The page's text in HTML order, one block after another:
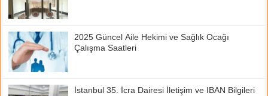
2025 Güncel Aile Hekimi ve Sağlık Ocağı
Çalışma Saatleri
İstanbul 35. İcra Dairesi İletişim ve IBAN Bilgileri